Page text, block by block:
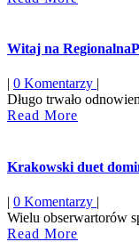
Witaj na
| 0 Komentarzy |
Długo trwało
Read More
Krakowski duet
| 0 Komentarzy |
Wielu obserwartorów
Read More